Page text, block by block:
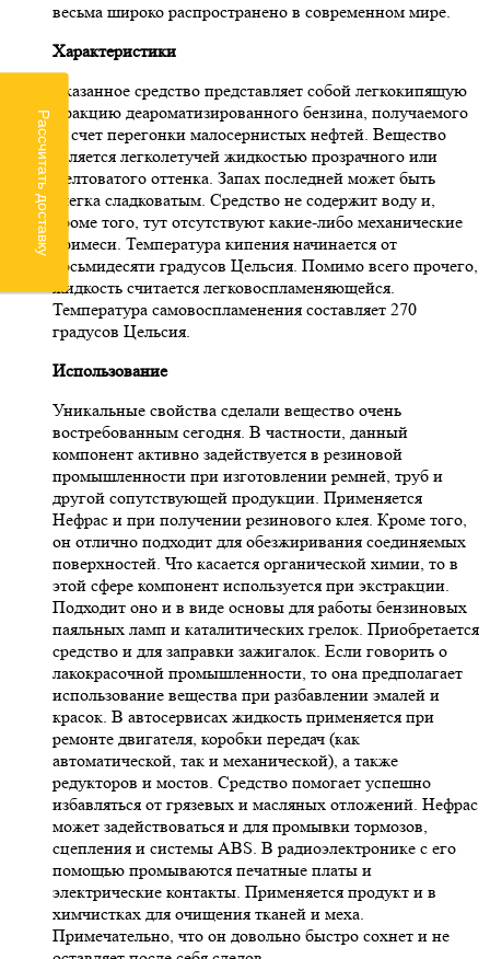
весьма широко распространено в современном мире.
Характеристики
Указанное средство представляет собой легкокипящую
фракцию деароматизированного бензина, получаемого
за счет перегонки малосернистых нефтей. Вещество
является легколетучей жидкостью прозрачного или
желтоватого оттенка. Запах последней может быть
слегка сладковатым. Средство не содержит воду и,
кроме того, тут отсутствуют какие-либо механические
примеси. Температура кипения начинается от
восьмидесяти градусов Цельсия. Помимо всего прочего,
жидкость считается легковоспламеняющейся.
Температура самовоспламенения составляет 270
градусов Цельсия.
Использование
Уникальные свойства сделали вещество очень
востребованным сегодня. В частности, данный
компонент активно задействуется в резиновой
промышленности при изготовлении ремней, труб и
другой сопутствующей продукции. Применяется
Нефрас и при получении резинового клея. Кроме того,
он отлично подходит для обезжиривания соединяемых
поверхностей. Что касается органической химии, то в
этой сфере компонент используется при экстракции.
Подходит оно и в виде основы для работы бензиновых
паяльных ламп и каталитических грелок. Приобретается
средство и для заправки зажигалок. Если говорить о
лакокрасочной промышленности, то она предполагает
использование вещества при разбавлении эмалей и
красок. В автосервисах жидкость применяется при
ремонте двигателя, коробки передач (как
автоматической, так и механической), а также
редукторов и мостов. Средство помогает успешно
избавляться от грязевых и масляных отложений. Нефрас
может задействоваться и для промывки тормозов,
сцепления и системы ABS. В радиоэлектронике с его
помощью промываются печатные платы и
электрические контакты. Применяется продукт и в
химчистках для очищения тканей и меха.
Примечательно, что он довольно быстро сохнет и не
Рассчитать доставку